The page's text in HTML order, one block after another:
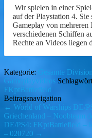
Wir spielen in einer
auf der Playstation 4. Sie
Gameplay von
verschiedenen Schiffen
Rechte an Videos liegen
Kategorie: Gesamte
Gameplayvideos
FKptBattlefield
Beitragsnavigation
← World of Warships DE/
Griechenland – Noobteam
DE/PS4: FKptBattlefield –
– 020720 →